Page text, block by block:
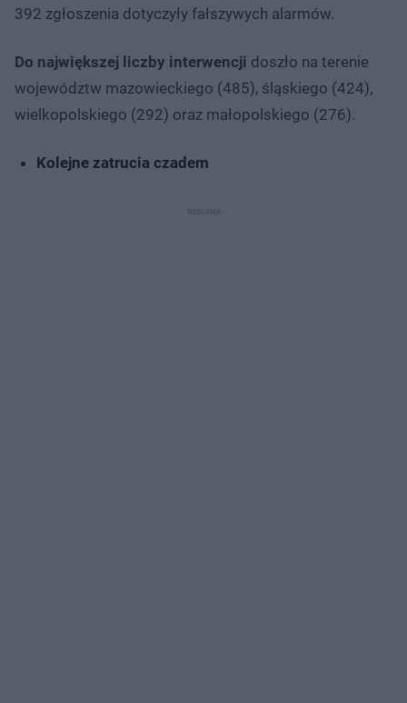
392 zgłoszenia dotyczyły fałszywych alarmów.
Do największej liczby interwencji doszło na terenie
województw mazowieckiego (485), śląskiego (424),
wielkopolskiego (292) oraz małopolskiego (276).
Kolejne zatrucia czadem